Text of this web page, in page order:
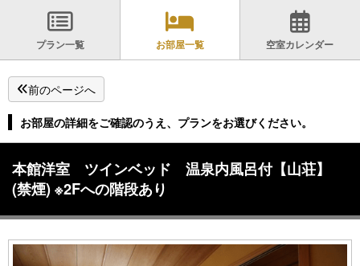
プラン一覧 お部屋一覧 空室カレンダー
前のページへ
お部屋の詳細をご確認のうえ、プランをお選びください。
本館洋室 ツインベッド 温泉内風呂付【山荘】
(禁煙) ※2Fへの階段あり